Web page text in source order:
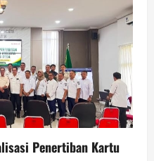
Penertiban Kartu